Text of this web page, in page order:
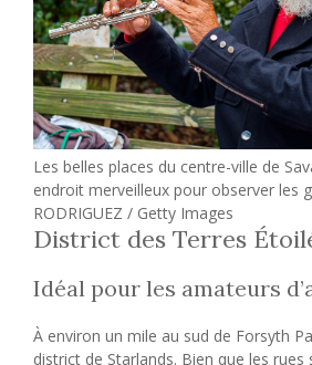
Les belles places du centre-ville de
endroit merveilleux pour observer les
RODRIGUEZ / Getty Images
District des Terres
Idéal pour les amateurs
À environ un mile au sud de Forsyth
district de Starlands. Bien que les